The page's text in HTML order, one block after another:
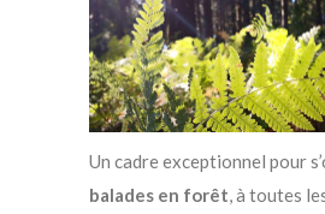
Un cadre exceptionnel pour
balades en forêt, à toutes